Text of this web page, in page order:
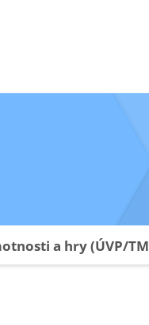
a hry (ÚVP/